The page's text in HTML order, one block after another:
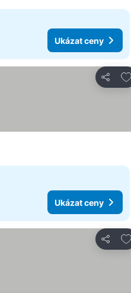
Ukázat ceny
Sdílet
Ukázat ceny
Sdílet